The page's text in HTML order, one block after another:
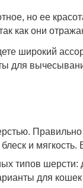
но ее
как они
широкий
для
и
типов шерсти:
для кошек